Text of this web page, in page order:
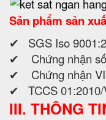
Sản phẩm sản
✔ SGS Iso
✔ Chứng nhận
✔ Chứng nhận
✔ TCCS 01:2010/
III. THÔNG